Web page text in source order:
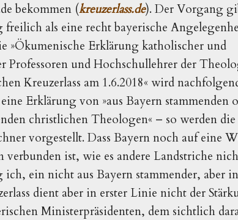
bekommen (kreuzerlass.de). Der Vorgang
als eine recht bayerische
»Ökumenische Erklärung katholischer und
Professoren und Hochschullehrer der
Kreuzerlass am 1.6.2018« wird
Erklärung von »aus Bayern stammenden
christlichen Theologen« – so werden die
vorgestellt. Dass Bayern noch auf eine
verbunden ist, wie es andere Landstriche
ich, ein nicht aus Bayern stammender, aber in
dient aber in erster Linie nicht der
Ministerpräsidenten, dem sichtlich